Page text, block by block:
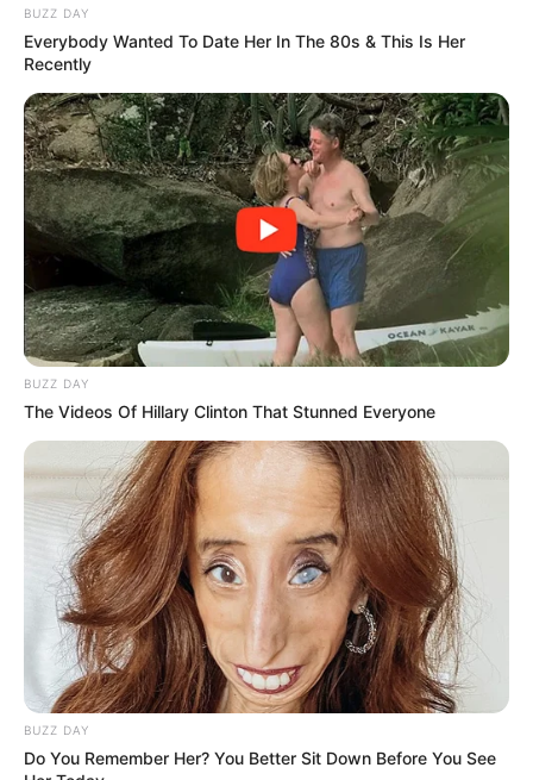
BUZZ DAY
Everybody Wanted To Date Her In The 80s & This Is Her
Recently
BUZZ DAY
The Videos Of Hillary Clinton That Stunned Everyone
BUZZ DAY
Do You Remember Her? You Better Sit Down Before You See